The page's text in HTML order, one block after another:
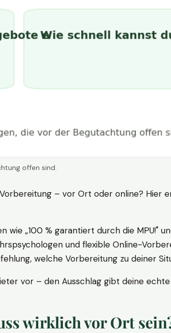
offen sind.
– vor Ort oder online?
wie „100 % garantiert durch die MPU!"
und flexible Online-
welche Vorbereitung zu deiner
vor – den Ausschlag gibt deine
wirklich vor Ort